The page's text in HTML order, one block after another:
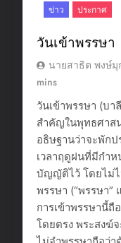
ข่าว ประกาศ
วันเข้าพรรษา
นายสาธิต พงษ์มุ
mins
วันเข้าพรรษา (บา
สำคัญในพุทธศาส
อธิษฐานว่าจะพัก
เวลาฤดูฝนที่มีกำห
บัญญัติไว้ โดยไม่ไ
พรรษา (“พรรษา”
การเข้าพรรษานี้
โดยตรง พระสงฆ์